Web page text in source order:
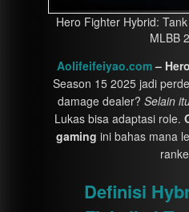
Hero Fighter Hybrid:
MLBB
Aolifeifeiyao.com–
Season 15 2025 jadi
damage dealer? Selain
Lukas bisa adaptasi role.
gaming ini bahas mana
Definisi